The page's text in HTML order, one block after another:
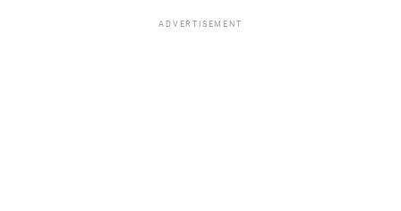
ADVERTISEMENT